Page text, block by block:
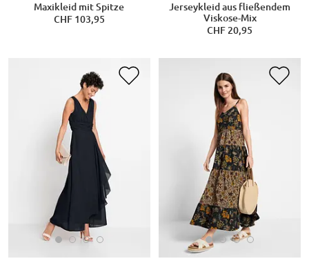
Maxikleid mit Spitze
CHF 103,95
Jerseykleid aus fließendem
Viskose-Mix
CHF 20,95